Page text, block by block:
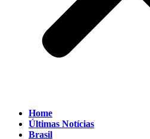
Home
Últimas Notícias
Brasil